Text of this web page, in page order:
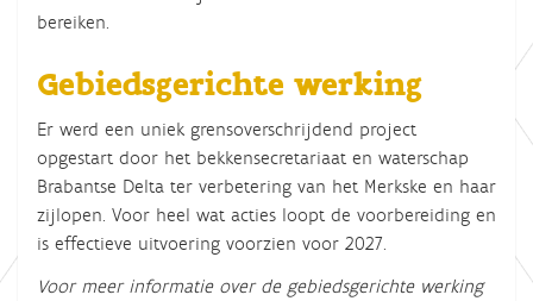
bereiken.
Gebiedsgerichte werking
Er werd een uniek grensoverschrijdend project
opgestart door het bekkensecretariaat en waterschap
Brabantse Delta ter verbetering van het Merkske en haar
zijlopen. Voor heel wat acties loopt de voorbereiding en
is effectieve uitvoering voorzien voor 2027.
Voor meer informatie over de gebiedsgerichte werking